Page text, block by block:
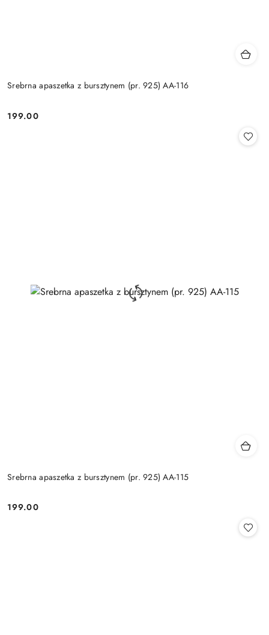
Srebrna apaszetka z bursztynem (pr. 925) AA-116
Cena:
199.00
Srebrna apaszetka z bursztynem (pr. 925) AA-115
Cena:
199.00